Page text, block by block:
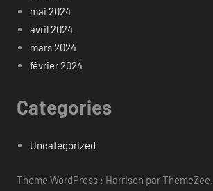
mai 2024
avril 2024
mars 2024
février 2024
Categories
Uncategorized
Thème WordPress : Harrison par ThemeZee.